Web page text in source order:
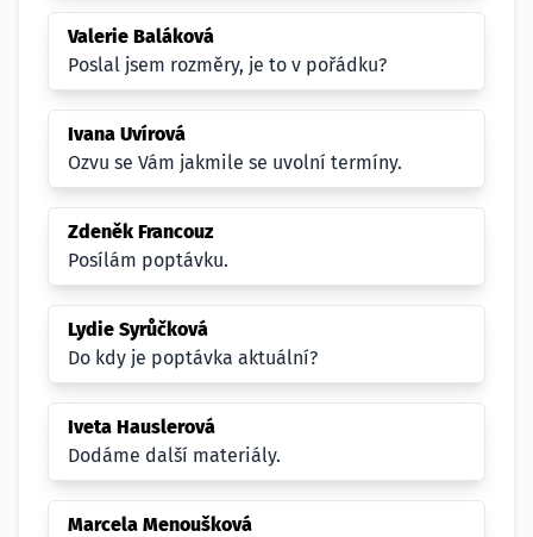
Valerie Baláková
Poslal jsem rozměry, je to v pořádku?
Ivana Uvírová
Ozvu se Vám jakmile se uvolní termíny.
Zdeněk Francouz
Posílám poptávku.
Lydie Syrůčková
Do kdy je poptávka aktuální?
Iveta Hauslerová
Dodáme další materiály.
Marcela Menoušková